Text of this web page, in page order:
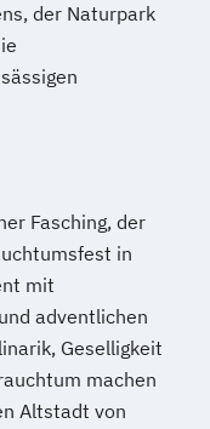
der Naturpark
Fasching, der
in
mit
adventlichen
Geselligkeit
machen
Altstadt von